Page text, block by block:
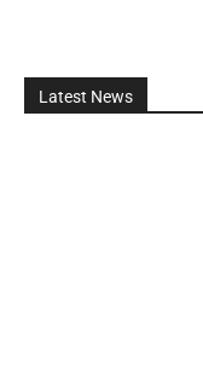
Latest News